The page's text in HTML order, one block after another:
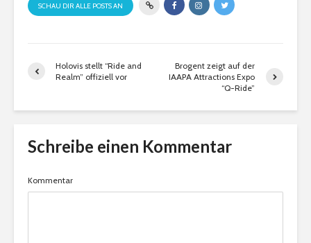
SCHAU DIR ALLE POSTS AN
Holovis stellt “Ride and
Realm” offiziell vor
Brogent zeigt auf der
IAAPA Attractions Expo
“Q-Ride”
Schreibe einen Kommentar
Kommentar